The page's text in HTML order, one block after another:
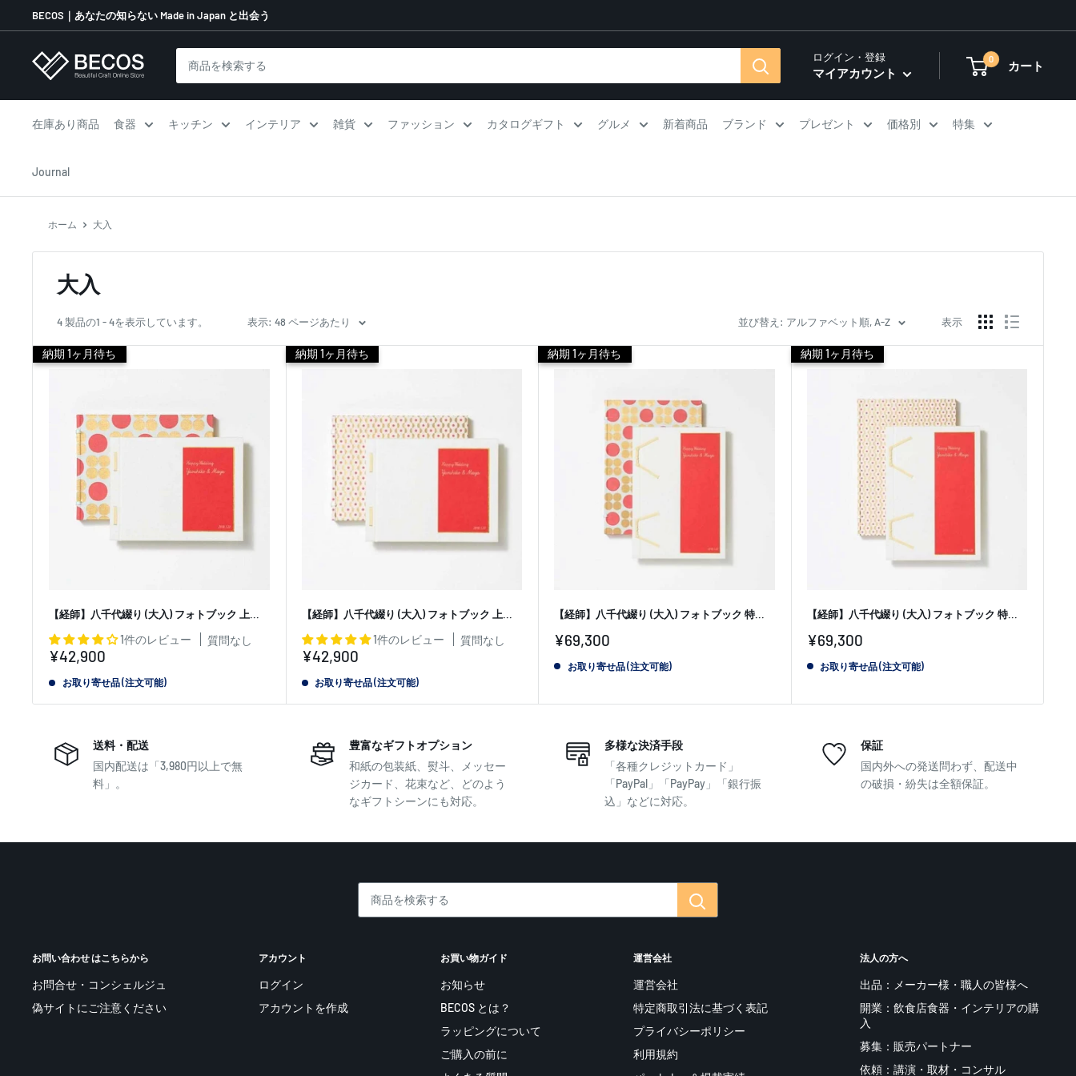
ン
プ
BECOS｜あなたの知らない Made in Japan と出会う
伝
工
芸
な
ログイン・登録
マイアカウント
0 カート
在庫あり商品 食器 キッチン インテリア 雑貨 ファッション カタログギフト グルメ 新着商品 ブランド プレゼント 価格別 特集
Journal
ホーム 大入
大入
4 製品の1 - 4を表示しています。 表示: 48 ページあたり 並び替え: アルファベット順, A-Z 表示
納期 1ヶ月待ち
【経師】八千代綴り (大入) フォトブック 上...
1件のレビュー 質問なし
販
価
格
¥42,900
お取り寄せ品 (注文可能)
納期 1ヶ月待ち
【経師】八千代綴り (大入) フォトブック 上...
1件のレビュー 質問なし
販
価
格
¥42,900
お取り寄せ品 (注文可能)
納期 1ヶ月待ち
【経師】八千代綴り (大入) フォトブック 特...
販
価
¥69,300
お取り寄せ品 (注文可能)
納期 1ヶ月待ち
【経師】八千代綴り (大入) フォトブック 特...
販
価
¥69,300
お取り寄せ品 (注文可能)
送料・配送
国内配送は「3,980円以上で無
料」。
豊富なギフトオプション
和紙の包装紙、熨斗、メッセー
ジカード、花束など、どのよう
なギフトシーンにも対応。
多様な決済手段
「各種クレジットカード」
「PayPal」「PayPay」「銀行振
込」などに対応。
保証
国内外への発送問わず、配送中
の破損・紛失は全額保証。
お問い合わせ はこちらから
お問合せ・コンシェルジュ
偽サイトにご注意ください
アカウント
ログイン
アカウントを作成
お買い物ガイド
お知らせ
BECOS とは？
ラッピングについて
ご購入の前に
運営会社
運営会社
特定商取引法に基づく表記
プライバシーポリシー
利用規約
法人の方へ
出品：メーカー様・職人の皆様へ
開業：飲食店食器・インテリアの購
入
募集：販売パートナー
依頼：講演・取材・コンサル